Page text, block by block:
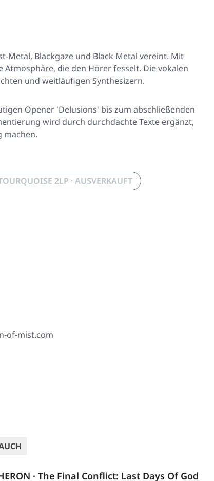
Metal, Blackgaze und Black Metal vereint. Mit
die den Hörer fesselt. Die vokalen
und weitläufigen Synthesizern.
Opener 'Delusions' bis zum abschließenden
wird durch durchdachte Texte ergänzt,
machen.
2LP · AUSVERKAUFT
of-mist.com
· The Final Conflict: Last Days Of God